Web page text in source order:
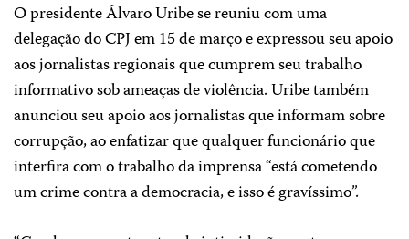
O presidente Álvaro Uribe se reuniu com uma
delegação do CPJ em 15 de março e expressou seu apoio
aos jornalistas regionais que cumprem seu trabalho
informativo sob ameaças de violência. Uribe também
anunciou seu apoio aos jornalistas que informam sobre
corrupção, ao enfatizar que qualquer funcionário que
interfira com o trabalho da imprensa “está cometendo
um crime contra a democracia, e isso é gravíssimo”.